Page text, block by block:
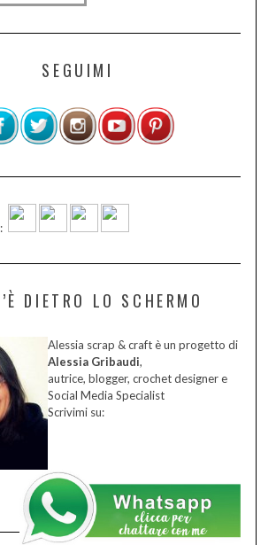
SEGUIMI
DIETRO LO SCHERMO
Alessia scrap & craft è un progetto di
Alessia Gribaudi,
autrice, blogger, crochet designer e
Social Media Specialist
Scrivimi su: